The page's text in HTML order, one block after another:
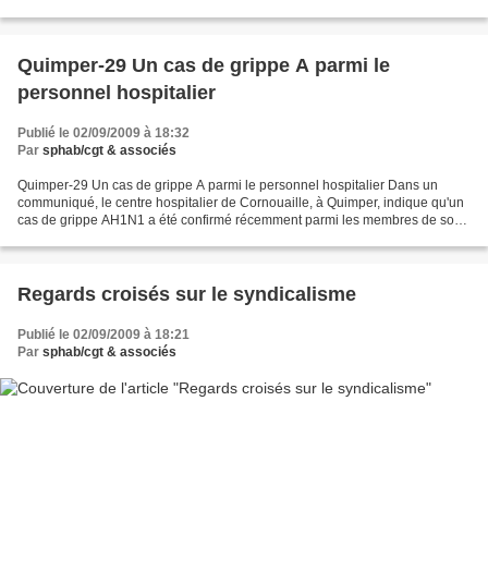
Quimper-29 Un cas de grippe A parmi le
personnel hospitalier
Publié le 02/09/2009 à 18:32
Par sphab/cgt & associés
Quimper-29 Un cas de grippe A parmi le personnel hospitalier Dans un
communiqué, le centre hospitalier de Cornouaille, à Quimper, indique qu'un
cas de grippe AH1N1 a été confirmé récemment parmi les membres de son
Regards croisés sur le syndicalisme
Publié le 02/09/2009 à 18:21
Par sphab/cgt & associés